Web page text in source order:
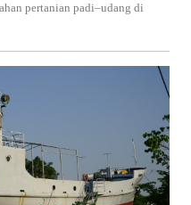
pertanian padi–udang di